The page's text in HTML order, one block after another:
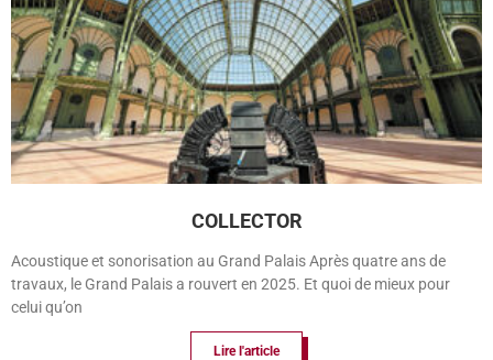
COLLECTOR
Acoustique et sonorisation au Grand Palais Après quatre ans de
travaux, le Grand Palais a rouvert en 2025. Et quoi de mieux pour
celui qu’on
Lire l'article